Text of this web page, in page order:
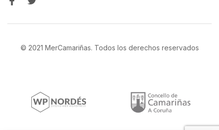
© 2021 MerCamariñas. Todos los derechos reservados